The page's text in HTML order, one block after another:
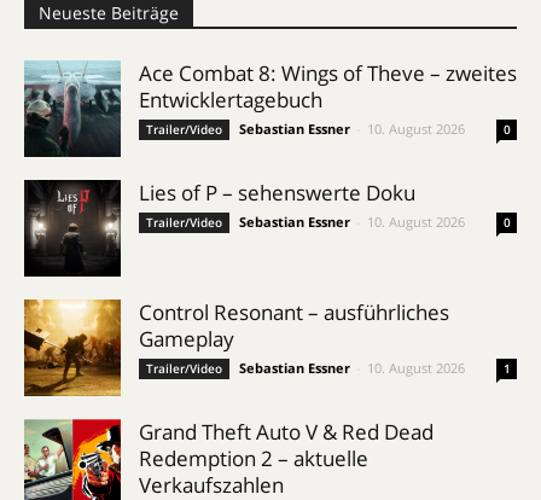
Neueste Beiträge
Ace Combat 8: Wings of Theve – zweites
Entwicklertagebuch
Trailer/Video Sebastian Essner 10. August 2026 0
Lies of P – sehenswerte Doku
Trailer/Video Sebastian Essner 10. August 2026 0
Control Resonant – ausführliches
Gameplay
Trailer/Video Sebastian Essner 10. August 2026 1
Grand Theft Auto V & Red Dead
Redemption 2 – aktuelle
Verkaufszahlen